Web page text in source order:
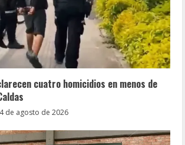
cuatro homicidios en menos de
4 de agosto de 2026